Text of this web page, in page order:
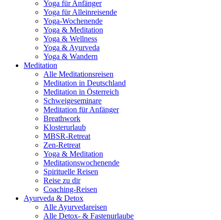
Yoga für Anfänger
Yoga für Alleinreisende
Yoga-Wochenende
Yoga & Meditation
Yoga & Wellness
Yoga & Ayurveda
Yoga & Wandern
Meditation
Alle Meditationsreisen
Meditation in Deutschland
Meditation in Österreich
Schweigeseminare
Meditation für Anfänger
Breathwork
Klosterurlaub
MBSR-Retreat
Zen-Retreat
Yoga & Meditation
Meditationswochenende
Spirituelle Reisen
Reise zu dir
Coaching-Reisen
Ayurveda & Detox
Alle Ayurvedareisen
Alle Detox- & Fastenurlaube